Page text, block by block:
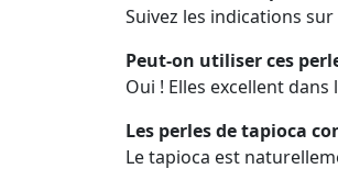
Suivez les indications
Peut-on utiliser ces
Oui ! Elles excellent
Les perles de tapioca
Le tapioca est